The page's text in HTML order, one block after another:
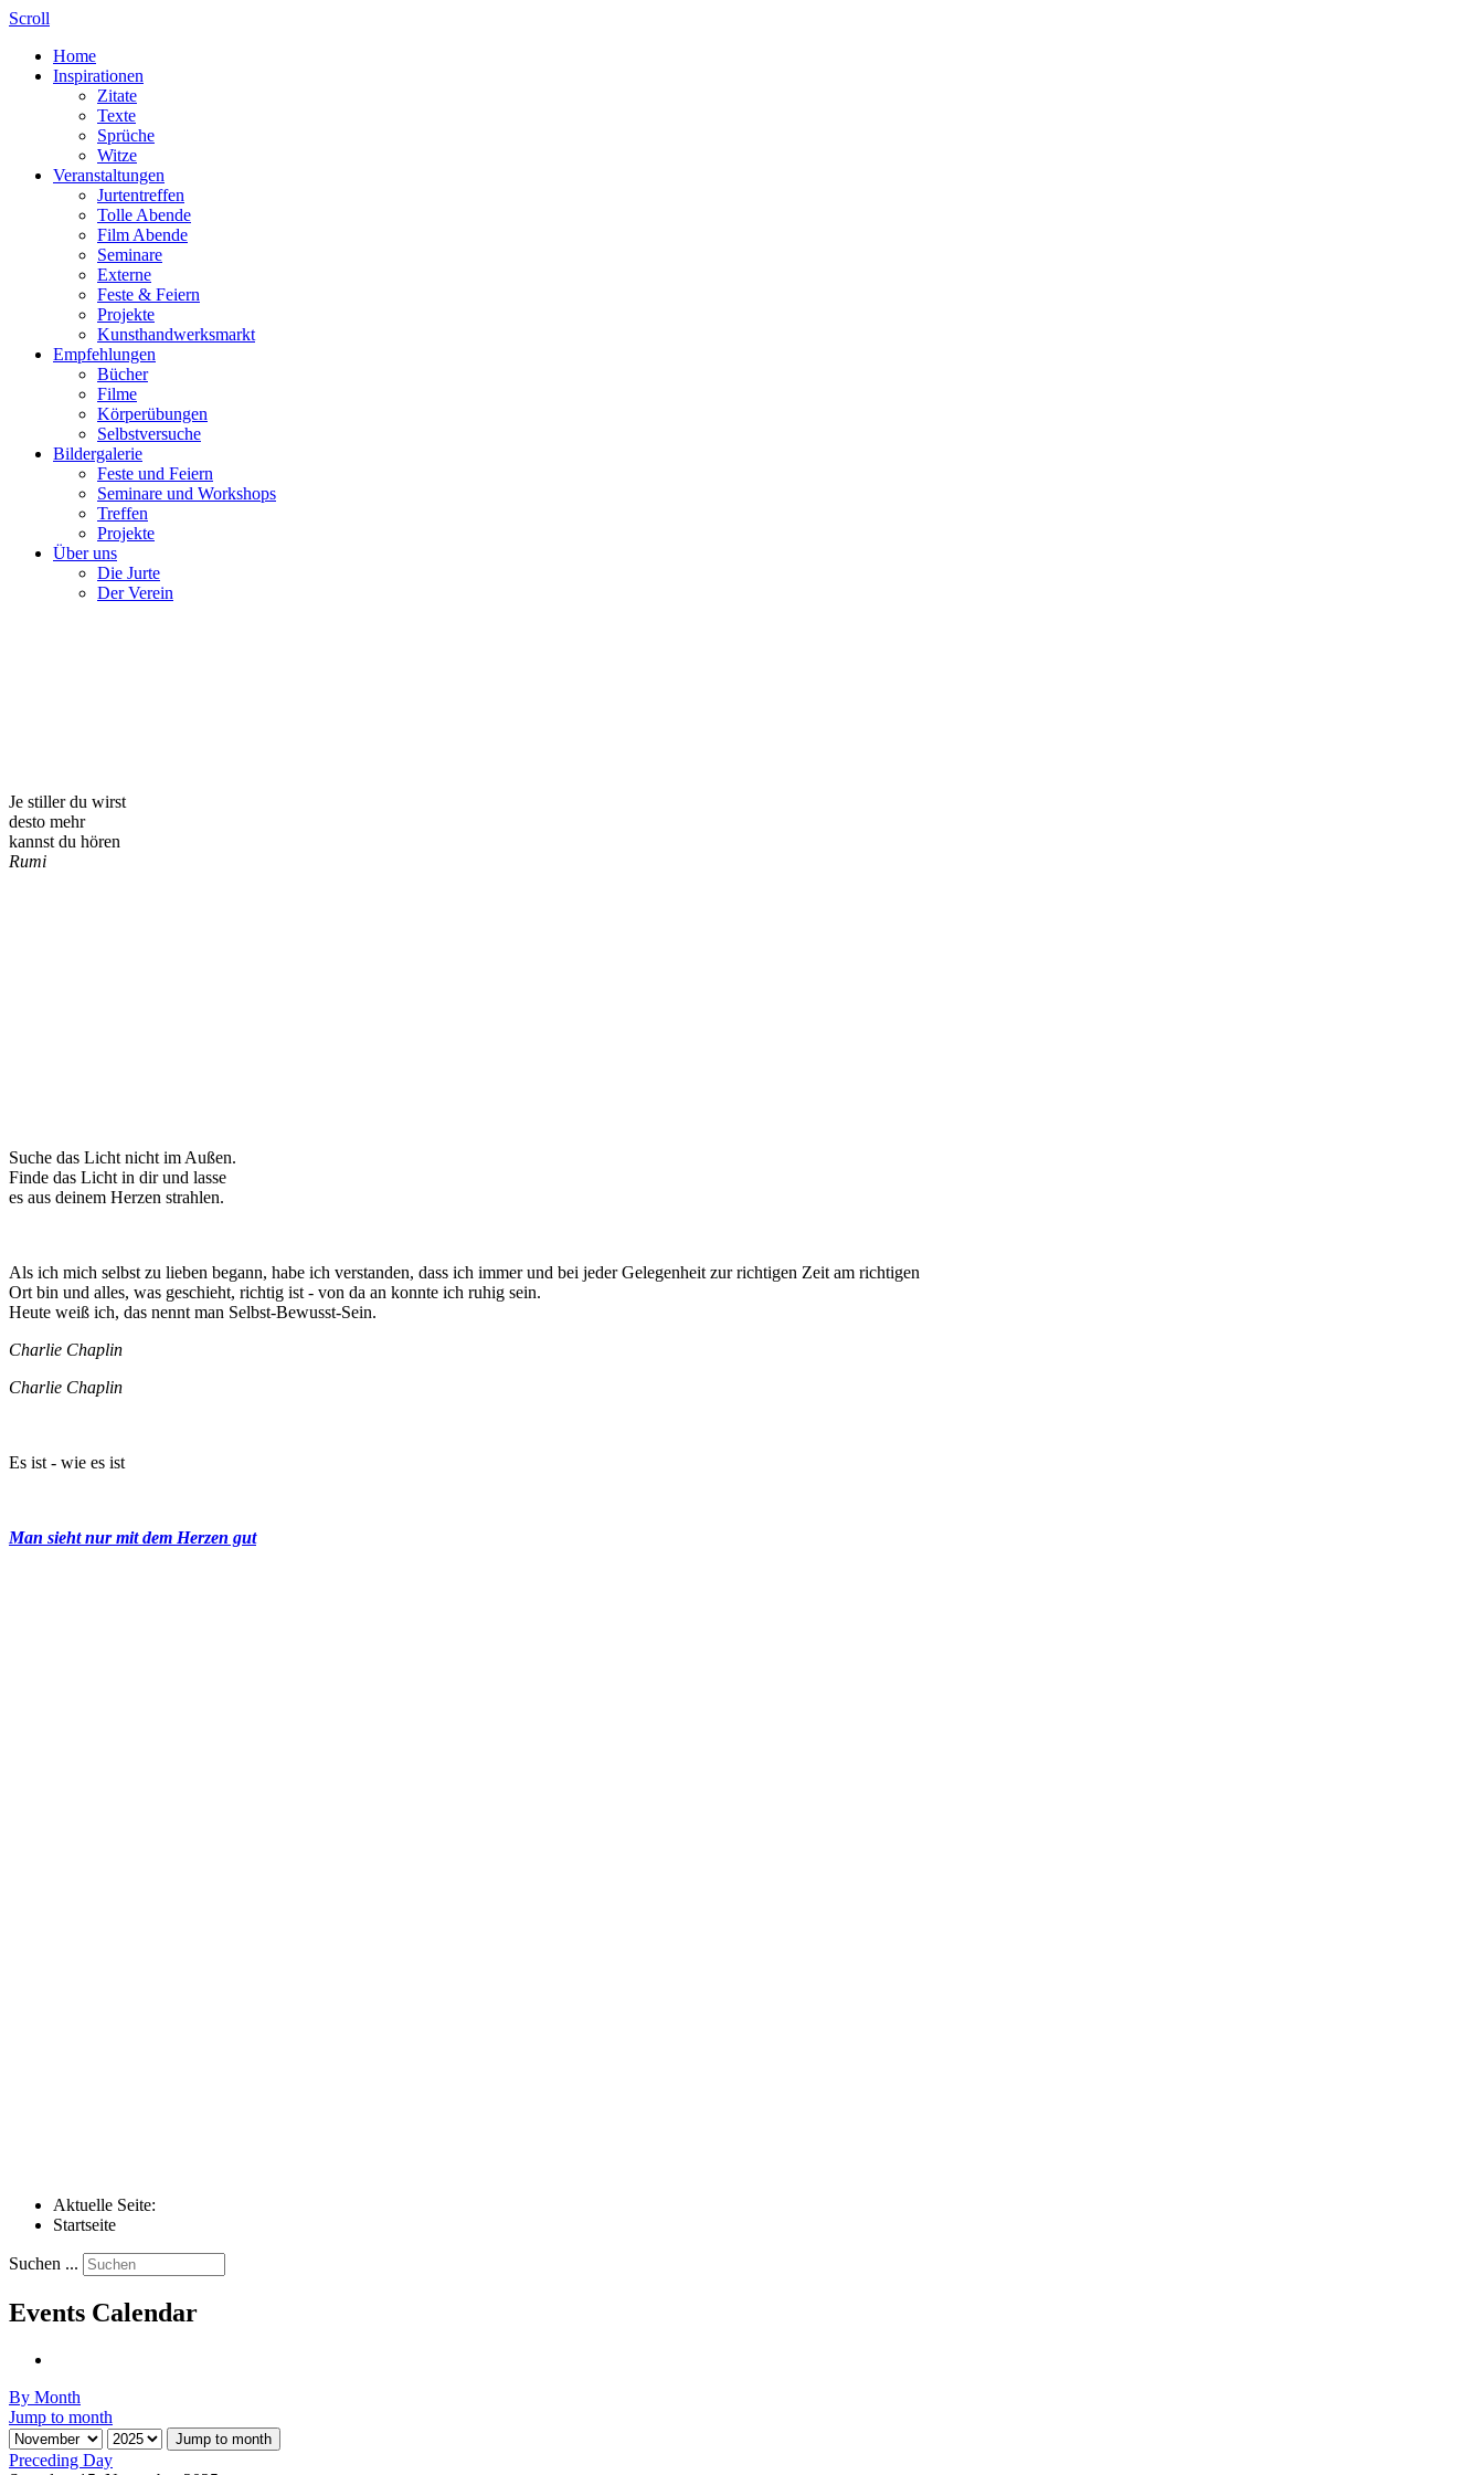
Scroll
Home
Inspirationen
Zitate
Texte
Sprüche
Witze
Veranstaltungen
Jurtentreffen
Tolle Abende
Film Abende
Seminare
Externe
Feste & Feiern
Projekte
Kunsthandwerksmarkt
Empfehlungen
Bücher
Filme
Körperübungen
Selbstversuche
Bildergalerie
Feste und Feiern
Seminare und Workshops
Treffen
Projekte
Über uns
Die Jurte
Der Verein
Je stiller du wirst
desto mehr
kannst du hören
Rumi
Suche das Licht nicht im Außen.
Finde das Licht in dir und lasse
es aus deinem Herzen strahlen.
Als ich mich selbst zu lieben begann, habe ich verstanden, dass ich immer und bei jeder Gelegenheit zur richtigen Zeit am richtigen
Ort bin und alles, was geschieht, richtig ist - von da an konnte ich ruhig sein.
Heute weiß ich, das nennt man Selbst-Bewusst-Sein.
Charlie Chaplin
Charlie Chaplin
Es ist - wie es ist
Man sieht nur mit dem Herzen gut
Aktuelle Seite:
Startseite
Suchen ...
Events Calendar
By Month
Jump to month
Jump to month
Preceding Day